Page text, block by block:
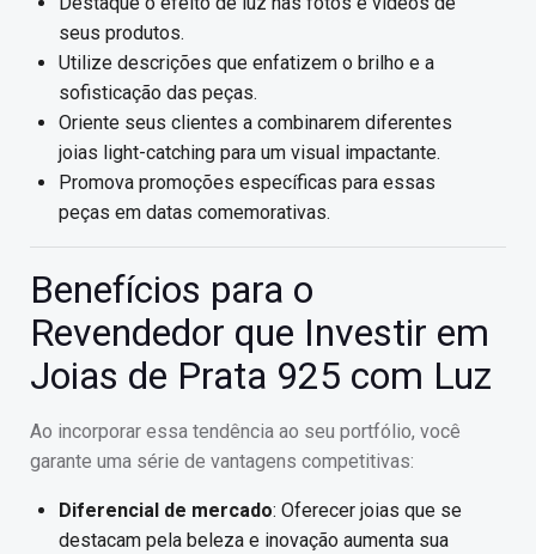
seus produtos.
Utilize descrições que enfatizem o brilho e a
sofisticação das peças.
Oriente seus clientes a combinarem diferentes
joias light-catching para um visual impactante.
Promova promoções específicas para essas
peças em datas comemorativas.
Benefícios para o
Revendedor que Investir em
Joias de Prata 925 com Luz
Ao incorporar essa tendência ao seu portfólio, você
garante uma série de vantagens competitivas:
Diferencial de mercado: Oferecer joias que se
destacam pela beleza e inovação aumenta sua